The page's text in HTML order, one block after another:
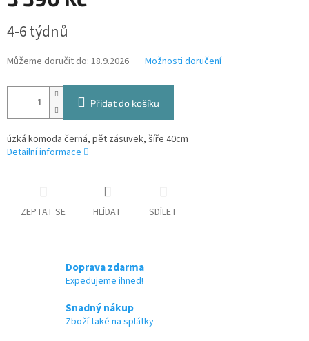
cena:
4-6 týdnů
Můžeme doručit do: 18.9.2026 Možnosti doručení
Přidat do košíku
úzká komoda černá, pět zásuvek, šíře 40cm
Detailní informace
ZEPTAT SE HLÍDAT SDÍLET
Doprava zdarma
Expedujeme ihned!
Snadný nákup
Zboží také na splátky